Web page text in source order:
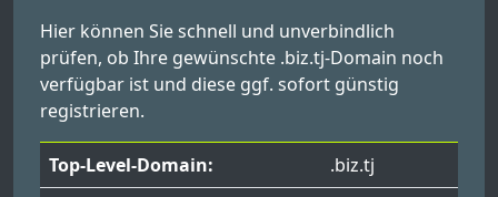
Hier können Sie schnell und unverbindlich
prüfen, ob Ihre gewünschte .biz.tj-Domain noch
verfügbar ist und diese ggf. sofort günstig
registrieren.
Top-Level-Domain:
.biz.tj